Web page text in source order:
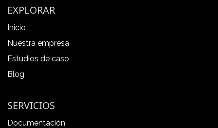
EXPLORAR
Inicio
Nuestra empresa
Estudios de caso
Blog
SERVICIOS
Documentación